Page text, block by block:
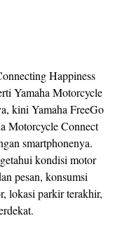
Happiness
Yamaha Motorcycle
kini Yamaha FreeGo
Motorcycle Connect
smartphonenya.
kondisi motor
pesan, konsumsi
lokasi parkir terakhir,